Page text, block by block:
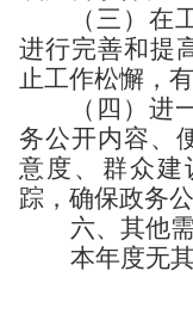
（三） 在
进行完善和提
止工作松懈，
（四） 进
务公开内容、
意度、群众建
踪，确保政务
六、其他
本年度无